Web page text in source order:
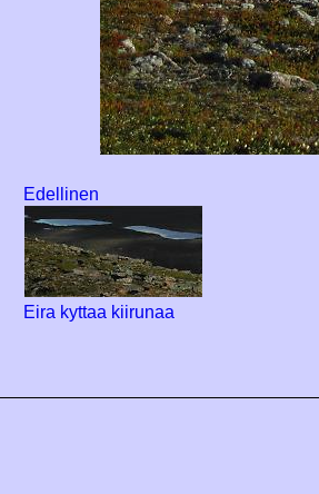
Edellinen
Eira kyttaa kiirunaa